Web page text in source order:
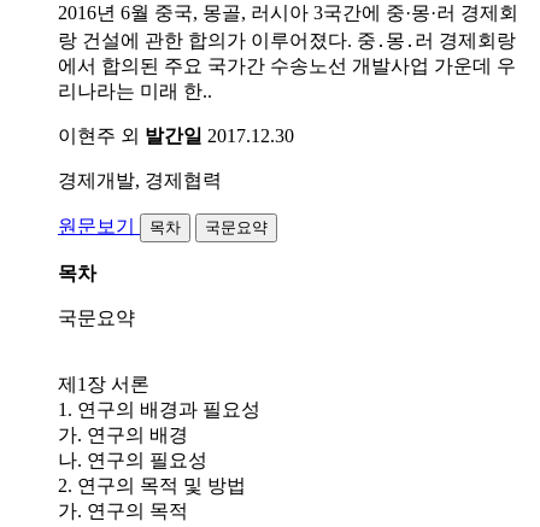
2016년 6월 중국, 몽골, 러시아 3국간에 중·몽·러 경제회
랑 건설에 관한 합의가 이루어졌다. 중․몽․러 경제회랑
에서 합의된 주요 국가간 수송노선 개발사업 가운데 우
리나라는 미래 한..
이현주 외 발간일 2017.12.30
경제개발, 경제협력
원문보기 목차 국문요약
목차
국문요약
제1장 서론
1. 연구의 배경과 필요성
가. 연구의 배경
나. 연구의 필요성
2. 연구의 목적 및 방법
가. 연구의 목적